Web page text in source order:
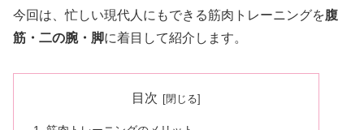
今回は、忙しい現代人にもできる筋肉トレーニングを腹
筋・二の腕・脚に着目して紹介します。
目次